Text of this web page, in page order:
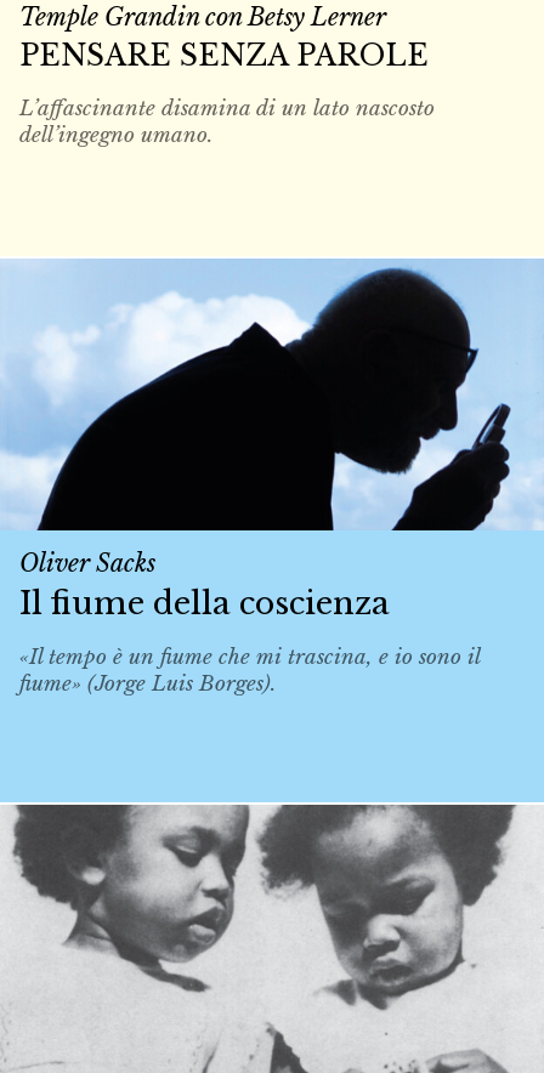
Temple Grandin con Betsy Lerner
PENSARE SENZA PAROLE
L’affascinante disamina di un lato nascosto
dell’ingegno umano.
Oliver Sacks
Il fiume della coscienza
«Il tempo è un fiume che mi trascina, e io sono il
fiume» (Jorge Luis Borges).